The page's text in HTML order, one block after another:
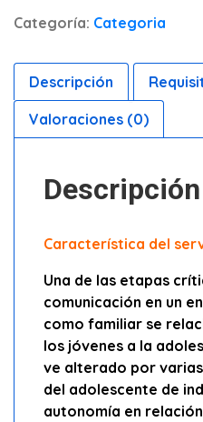
Categoría: Categoria
Descripción
Valoraciones (0)
Descripción
Característica del
Una de las etapas
comunicación en un
como familiar se
los jóvenes a la
ve alterado por
del adolescente de
autonomía en